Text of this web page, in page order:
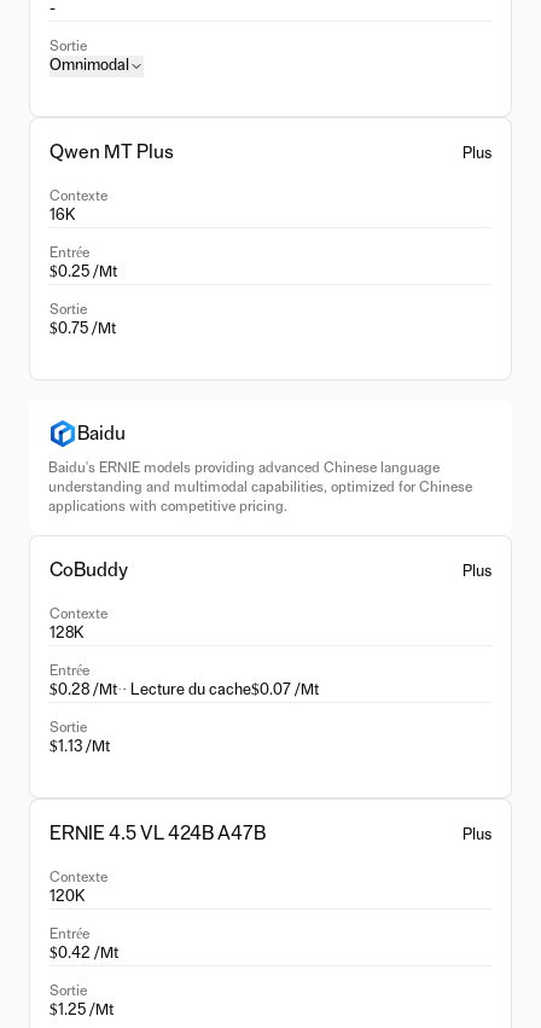
-
Sortie
Omnimodal
Qwen MT Plus Plus
Contexte
16K
Entrée
$0.25 /Mt
Sortie
$0.75 /Mt
Baidu
Baidu's ERNIE models providing advanced Chinese language
understanding and multimodal capabilities, optimized for Chinese
applications with competitive pricing.
CoBuddy Plus
Contexte
128K
Entrée
$0.28 /Mt·· Lecture du cache$0.07 /Mt
Sortie
$1.13 /Mt
ERNIE 4.5 VL 424B A47B Plus
Contexte
120K
Entrée
$0.42 /Mt
Sortie
$1.25 /Mt